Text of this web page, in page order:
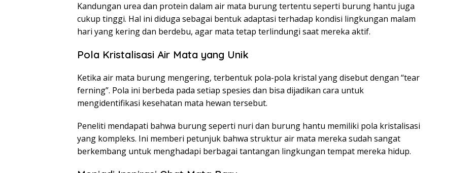
Kandungan urea dan protein dalam air mata burung tertentu seperti burung hantu juga
cukup tinggi. Hal ini diduga sebagai bentuk adaptasi terhadap kondisi lingkungan malam
hari yang kering dan berdebu, agar mata tetap terlindungi saat mereka aktif.
Pola Kristalisasi Air Mata yang Unik
Ketika air mata burung mengering, terbentuk pola-pola kristal yang disebut dengan “tear
ferning”. Pola ini berbeda pada setiap spesies dan bisa dijadikan cara untuk
mengidentifikasi kesehatan mata hewan tersebut.
Peneliti mendapati bahwa burung seperti nuri dan burung hantu memiliki pola kristalisasi
yang kompleks. Ini memberi petunjuk bahwa struktur air mata mereka sudah sangat
berkembang untuk menghadapi berbagai tantangan lingkungan tempat mereka hidup.